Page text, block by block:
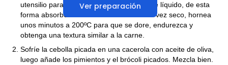
Ver preparación
utensilio para extraer la mayor cantidad de líquido, de esta
forma absorberá menor los sabores. Una vez seco, hornea
unos minutos a 200ºC para que se dore, endurezca y
obtenga una textura similar a la carne.
Sofríe la cebolla picada en una cacerola con aceite de oliva,
luego añade los pimientos y el brócoli picados. Mezcla bien.